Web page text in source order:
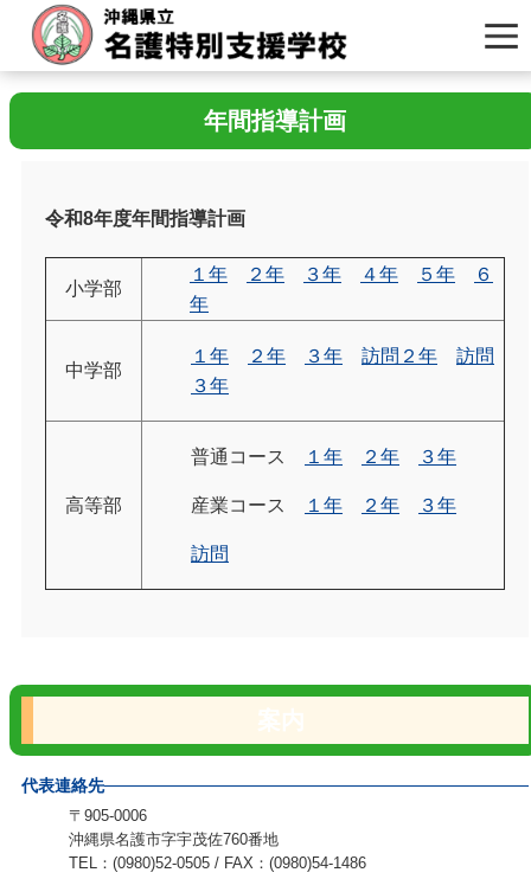
年間指導計画
令和8年度年間指導計画
小学部
１年 ２年 ３年 ４年 ５年
６
年
中学部
１年 ２年 ３年 訪問２年
訪問
３年
高等部
普通コース １年 ２年 ３年
産業コース １年 ２年 ３年
訪問
代表連絡先
〒905-0006
沖縄県名護市字宇茂佐760番地
TEL：(0980)52-0505 / FAX：(0980)54-1486